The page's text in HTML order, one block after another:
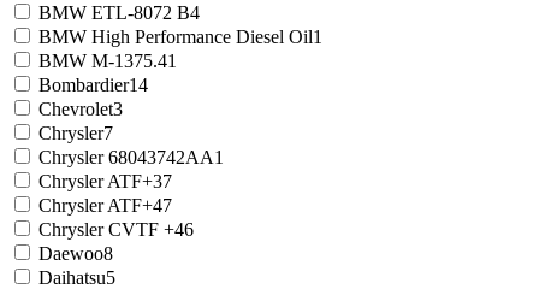
BMW ETL-8072 B4
BMW High Performance Diesel Oil1
BMW M-1375.41
Bombardier14
Chevrolet3
Chrysler7
Chrysler 68043742AA1
Chrysler ATF+37
Chrysler ATF+47
Chrysler CVTF +46
Daewoo8
Daihatsu5